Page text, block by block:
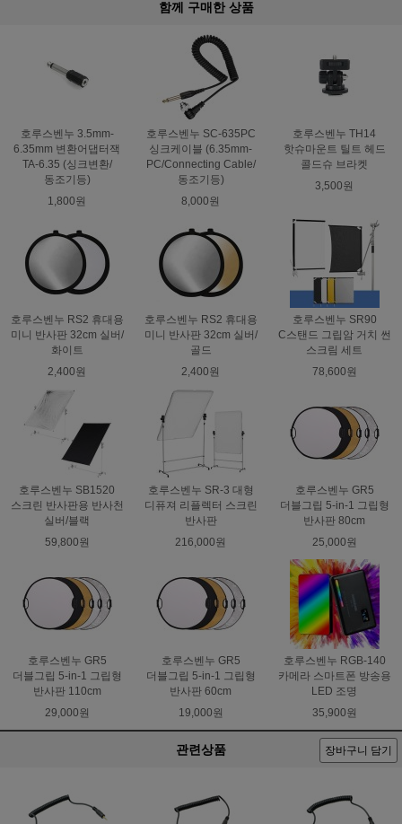
함께 구매한 상품
호루스벤누 3.5mm-
6.35mm 변환어댑터잭
TA-6.35 (싱크변환/
동조기등)
1,800원
호루스벤누 SC-635PC
싱크케이블 (6.35mm-
PC/Connecting Cable/
동조기등)
8,000원
호루스벤누 TH14
핫슈마운트 틸트 헤드
콜드슈 브라켓
3,500원
호루스벤누 RS2 휴대용
미니 반사판 32cm 실버/
화이트
2,400원
호루스벤누 RS2 휴대용
미니 반사판 32cm 실버/
골드
2,400원
호루스벤누 SR90
C스탠드 그립암 거치 썬
스크림 세트
78,600원
호루스벤누 SB1520
스크린 반사판용 반사천
실버/블랙
59,800원
호루스벤누 SR-3 대형
디퓨져 리플렉터 스크린
반사판
216,000원
호루스벤누 GR5
더블그립 5-in-1 그립형
반사판 80cm
25,000원
호루스벤누 GR5
더블그립 5-in-1 그립형
반사판 110cm
29,000원
호루스벤누 GR5
더블그립 5-in-1 그립형
반사판 60cm
19,000원
호루스벤누 RGB-140
카메라 스마트폰 방송용
LED 조명
35,900원
관련상품 장바구니 담기